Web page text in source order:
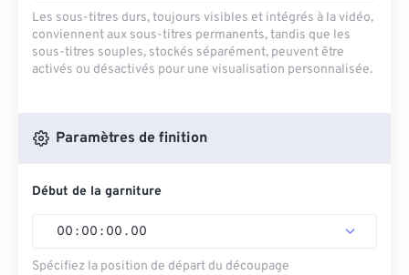
Les sous-titres durs, toujours visibles et intégrés à la vidéo,
conviennent aux sous-titres permanents, tandis que les
sous-titres souples, stockés séparément, peuvent être
activés ou désactivés pour une visualisation personnalisée.
Paramètres de finition
Début de la garniture
00 : 00 : 00 . 00
Spécifiez la position de départ du découpage